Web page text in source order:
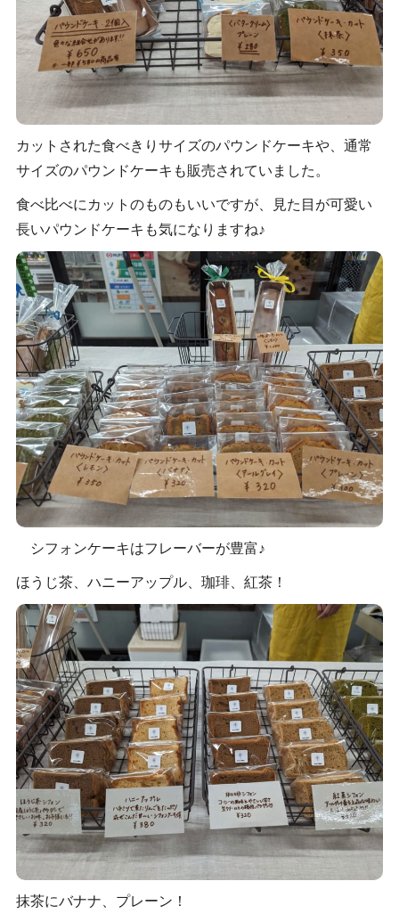
カットされた食べきりサイズのパウンドケーキや、通常
サイズのパウンドケーキも販売されていました。
食べ比べにカットのものもいいですが、見た目が可愛い
長いパウンドケーキも気になりますね♪
シフォンケーキはフレーバーが豊富♪
ほうじ茶、ハニーアップル、珈琲、紅茶！
抹茶にバナナ、プレーン！